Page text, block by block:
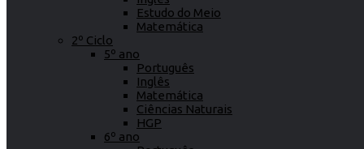
Estudo do Meio
Matemática
2º Ciclo
5º ano
Português
Inglês
Matemática
Ciências Naturais
HGP
6º ano